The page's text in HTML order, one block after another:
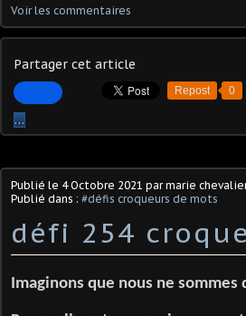
Voir les commentaires
Partager cet article
Repost 0
…
Publié le 4 Octobre 2021 par marie
Publié dans : #défis croqueurs de mots
défi 254
Imaginons que nous ne